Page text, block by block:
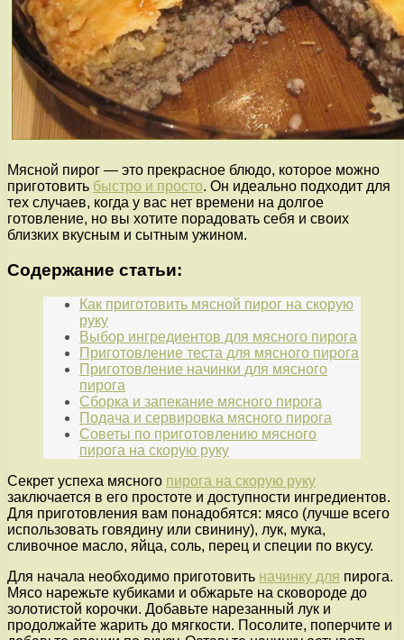
Мясной пирог — это прекрасное блюдо, которое можно
приготовить быстро и просто. Он идеально подходит для
тех случаев, когда у вас нет времени на долгое
готовление, но вы хотите порадовать себя и своих
близких вкусным и сытным ужином.
Содержание статьи:
Как приготовить мясной пирог на скорую
руку
Выбор ингредиентов для мясного пирога
Приготовление теста для мясного пирога
Приготовление начинки для мясного
пирога
Сборка и запекание мясного пирога
Подача и сервировка мясного пирога
Советы по приготовлению мясного
пирога на скорую руку
Секрет успеха мясного пирога на скорую руку
заключается в его простоте и доступности ингредиентов.
Для приготовления вам понадобятся: мясо (лучше всего
использовать говядину или свинину), лук, мука,
сливочное масло, яйца, соль, перец и специи по вкусу.
Для начала необходимо приготовить начинку для пирога.
Мясо нарежьте кубиками и обжарьте на сковороде до
золотистой корочки. Добавьте нарезанный лук и
продолжайте жарить до мягкости. Посолите, поперчите и